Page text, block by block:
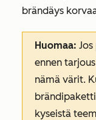
brändäys
Huomaa:
ennen
nämä värit.
kyseistä